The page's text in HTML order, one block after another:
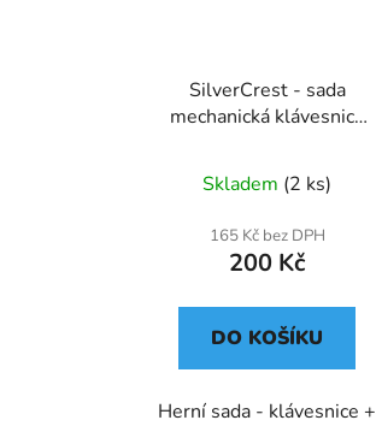
SilverCrest - sada
mechanická klávesnice
Skladem (2 ks)
165 Kč bez DPH
200 Kč
DO KOŠÍKU
Herní sada - klávesnice +